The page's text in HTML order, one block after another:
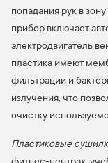
попадания рук в
прибор включает
электродвигатель
пластика имеют
фильтрации и
излучения, что
очистку
Пластиковые